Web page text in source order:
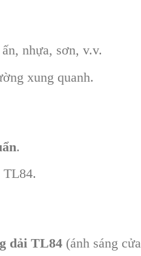
nhựa, sơn, v.v.
xung quanh.
.
TL84.
dải TL84(ánh sáng cửa